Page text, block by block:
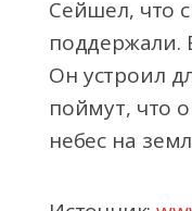
Сейшел, что
поддержали.
Он устроил
поймут, что
небес на